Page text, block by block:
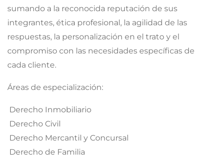
sumando a la reconocida reputación de sus
integrantes, ética profesional, la agilidad de las
respuestas, la personalización en el trato y el
compromiso con las necesidades específicas de
cada cliente.
Áreas de especialización:
 Derecho Inmobiliario
 Derecho Civil
 Derecho Mercantil y Concursal
 Derecho de Familia